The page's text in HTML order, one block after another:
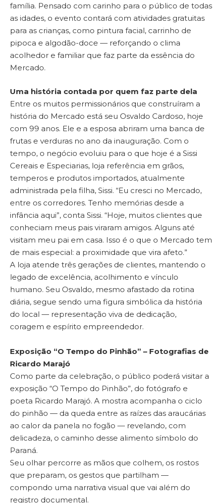
família. Pensado com carinho para o público de todas
as idades, o evento contará com atividades gratuitas
para as crianças, como pintura facial, carrinho de
pipoca e algodão-doce — reforçando o clima
acolhedor e familiar que faz parte da essência do
Mercado.
Uma história contada por quem faz parte dela
Entre os muitos permissionários que construíram a
história do Mercado está seu Osvaldo Cardoso, hoje
com 99 anos. Ele e a esposa abriram uma banca de
frutas e verduras no ano da inauguração. Com o
tempo, o negócio evoluiu para o que hoje é a Sissi
Cereais e Especiarias, loja referência em grãos,
temperos e produtos importados, atualmente
administrada pela filha, Sissi. “Eu cresci no Mercado,
entre os corredores. Tenho memórias desde a
infância aqui”, conta Sissi. “Hoje, muitos clientes que
conheciam meus pais viraram amigos. Alguns até
visitam meu pai em casa. Isso é o que o Mercado tem
de mais especial: a proximidade que vira afeto.”
A loja atende três gerações de clientes, mantendo o
legado de excelência, acolhimento e vínculo
humano. Seu Osvaldo, mesmo afastado da rotina
diária, segue sendo uma figura simbólica da história
do local — representação viva de dedicação,
coragem e espírito empreendedor.
Exposição “O Tempo do Pinhão” – Fotografias de
Ricardo Marajó
Como parte da celebração, o público poderá visitar a
exposição “O Tempo do Pinhão”, do fotógrafo e
poeta Ricardo Marajó. A mostra acompanha o ciclo
do pinhão — da queda entre as raízes das araucárias
ao calor da panela no fogão — revelando, com
delicadeza, o caminho desse alimento símbolo do
Paraná.
Seu olhar percorre as mãos que colhem, os rostos
que preparam, os gestos que partilham —
compondo uma narrativa visual que vai além do
registro documental.